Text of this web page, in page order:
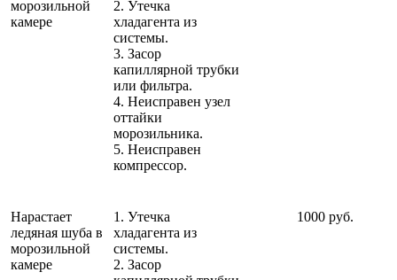
морозильной
камере
2. Утечка
хладагента из
системы.
3. Засор
капиллярной трубки
или фильтра.
4. Неисправен узел
оттайки
морозильника.
5. Неисправен
компрессор.
Нарастает
ледяная шуба в
морозильной
камере
1. Утечка
хладагента из
системы.
2. Засор
1000 руб.